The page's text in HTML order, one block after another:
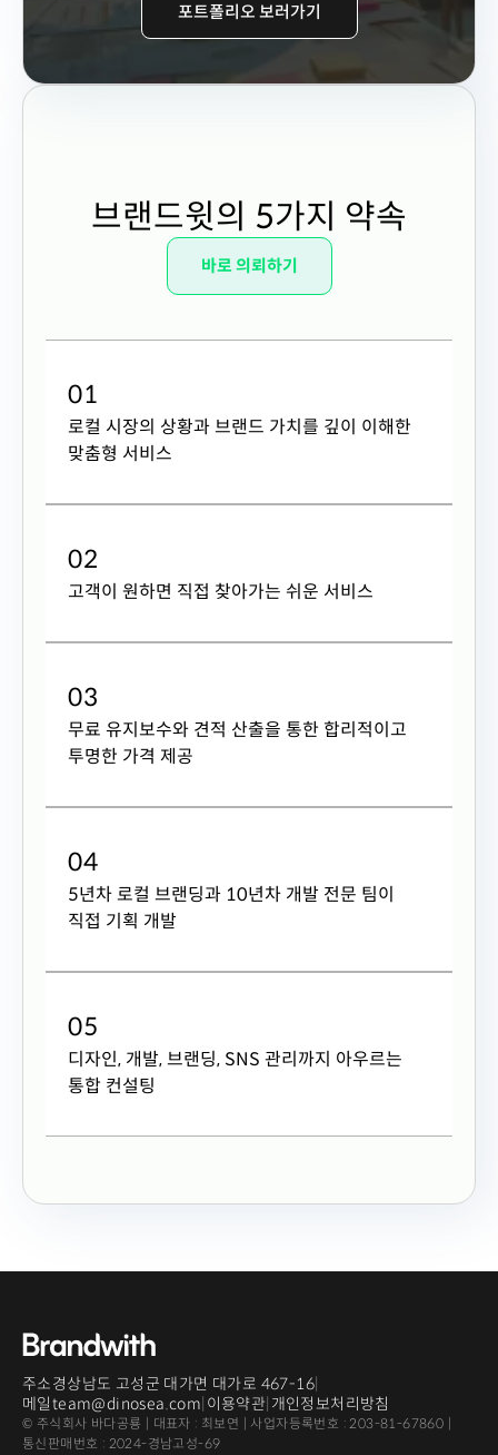
포트폴리오 보러가기
브랜드윗의 5가지 약속
바로 의뢰하기
01
로컬 시장의 상황과 브랜드 가치를 깊이 이해한
맞춤형 서비스
02
고객이 원하면 직접 찾아가는 쉬운 서비스
03
무료 유지보수와 견적 산출을 통한 합리적이고
투명한 가격 제공
04
5년차 로컬 브랜딩과 10년차 개발 전문 팀이
직접 기획 개발
05
디자인, 개발, 브랜딩, SNS 관리까지 아우르는
통합 컨설팅
주소경상남도 고성군 대가면 대가로 467-16
메일team@dinosea.com 이용약관 개인정보처리방침
© 주식회사 바다공룡 | 대표자 : 최보연 | 사업자등록번호 : 203-81-67860 |
통신판매번호 : 2024-경남고성-69